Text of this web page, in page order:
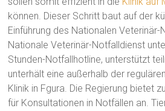
können. Dieser Schritt baut auf der
Einführung des Nationalen
Nationale Veterinär-Notfalldienst
Stunden-Notfallhotline, unterstützt
unterhält eine außerhalb der
Klinik in Fgura. Die Regierung bietet
für Konsultationen in Notfällen an.